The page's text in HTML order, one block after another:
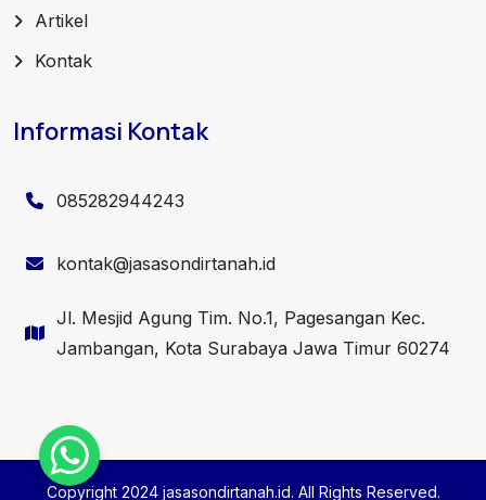
Artikel
Kontak
Informasi Kontak
085282944243
kontak@jasasondirtanah.id
Jl. Mesjid Agung Tim. No.1, Pagesangan Kec.
Jambangan, Kota Surabaya Jawa Timur 60274
Copyright 2024 jasasondirtanah.id. All Rights Reserved.